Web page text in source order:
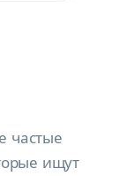
частые
ищут